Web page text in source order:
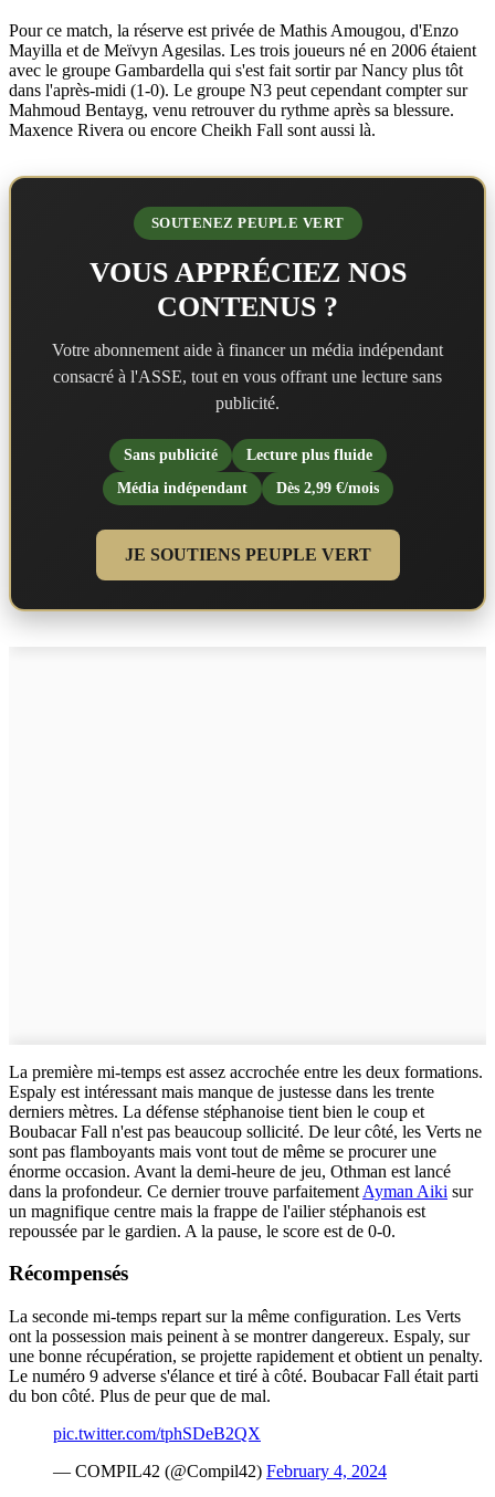
Pour ce match, la réserve est privée de Mathis Amougou, d'Enzo
Mayilla et de Meïvyn Agesilas. Les trois joueurs né en 2006 étaient
avec le groupe Gambardella qui s'est fait sortir par Nancy plus tôt
dans l'après-midi (1-0). Le groupe N3 peut cependant compter sur
Mahmoud Bentayg, venu retrouver du rythme après sa blessure.
Maxence Rivera ou encore Cheikh Fall sont aussi là.
SOUTENEZ PEUPLE VERT
VOUS APPRÉCIEZ NOS
CONTENUS ?
Votre abonnement aide à financer un média indépendant
consacré à l'ASSE, tout en vous offrant une lecture sans
publicité.
Sans publicité
Lecture plus fluide
Média indépendant
Dès 2,99 €/mois
JE SOUTIENS PEUPLE VERT
La première mi-temps est assez accrochée entre les deux formations.
Espaly est intéressant mais manque de justesse dans les trente
derniers mètres. La défense stéphanoise tient bien le coup et
Boubacar Fall n'est pas beaucoup sollicité. De leur côté, les Verts ne
sont pas flamboyants mais vont tout de même se procurer une
énorme occasion. Avant la demi-heure de jeu, Othman est lancé
dans la profondeur. Ce dernier trouve parfaitement Ayman Aiki sur
un magnifique centre mais la frappe de l'ailier stéphanois est
repoussée par le gardien. A la pause, le score est de 0-0.
Récompensés
La seconde mi-temps repart sur la même configuration. Les Verts
ont la possession mais peinent à se montrer dangereux. Espaly, sur
une bonne récupération, se projette rapidement et obtient un penalty.
Le numéro 9 adverse s'élance et tiré à côté. Boubacar Fall était parti
du bon côté. Plus de peur que de mal.
pic.twitter.com/tphSDeB2QX
— COMPIL42 (@Compil42) February 4, 2024